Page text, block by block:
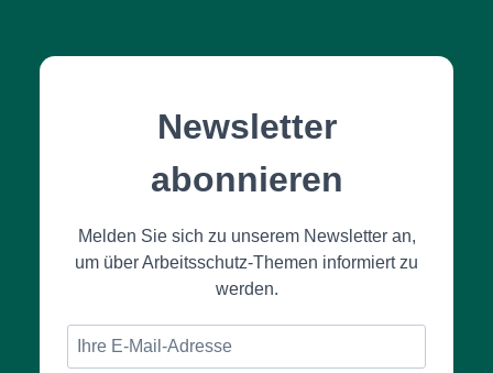
Newsletter
abonnieren
Melden Sie sich zu unserem Newsletter an,
um über Arbeitsschutz-Themen informiert zu
werden.